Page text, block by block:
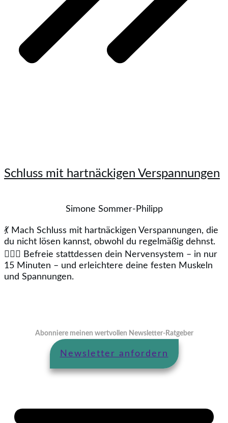
Schluss mit hartnäckigen Verspannungen
Simone Sommer-Philipp
💃 Mach Schluss mit hartnäckigen Verspannungen, die
du nicht lösen kannst, obwohl du regelmäßig dehnst.
🤸🏻‍♂️ Befreie stattdessen dein Nervensystem – in nur
15 Minuten – und erleichtere deine festen Muskeln
und Spannungen.
Abonniere meinen wertvollen Newsletter-Ratgeber
Newsletter anfordern